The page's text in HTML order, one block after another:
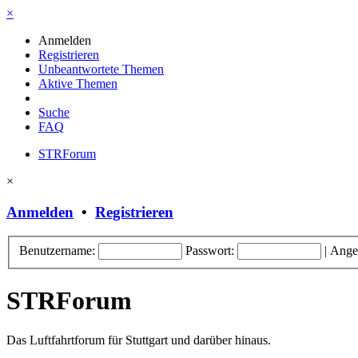
×
Anmelden
Registrieren
Unbeantwortete Themen
Aktive Themen
Suche
FAQ
STRForum
×
Anmelden • Registrieren
Benutzername: Passwort: |
STRForum
Das Luftfahrtforum für Stuttgart und darüber hinaus.